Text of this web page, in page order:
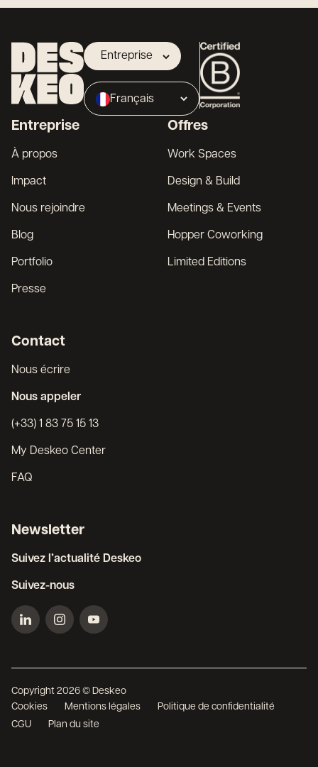
Entreprise
Propriétaire
Broker
Français
Entreprise
À propos
Impact
Nous rejoindre
Blog
Portfolio
Presse
Offres
Work Spaces
Design & Build
Meetings & Events
Hopper Coworking
Limited Editions
Contact
Nous écrire
Nous appeler
(+33) 1 83 75 15 13
My Deskeo Center
FAQ
Newsletter
Suivez l’actualité Deskeo
Suivez-nous
Copyright 2026 © Deskeo
Cookies
Mentions légales
Politique de confidentialité
CGU
Plan du site